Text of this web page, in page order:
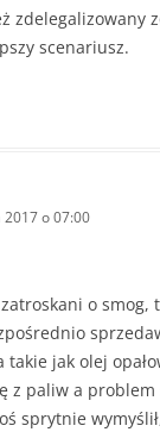
zdelegalizowany
scenariusz.
2017 o 07:00
o smog,
takie jak olej
z paliw a
sprytnie